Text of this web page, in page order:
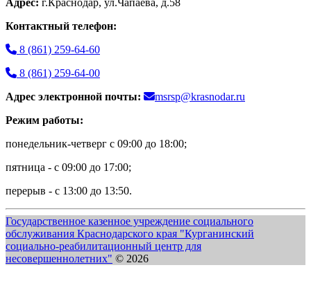
Адрес: г.Краснодар, ул.Чапаева, д.58
Контактный телефон:
8 (861) 259-64-60
8 (861) 259-64-00
Адрес электронной почты:
msrsp@krasnodar.ru
Режим работы:
понедельник-четверг с 09:00 до 18:00;
пятница - с 09:00 до 17:00;
перерыв - с 13:00 до 13:50.
Государственное казенное учреждение социального
обслуживания Краснодарского края "Курганинский
социально-реабилитационный центр для
несовершеннолетних" © 2026